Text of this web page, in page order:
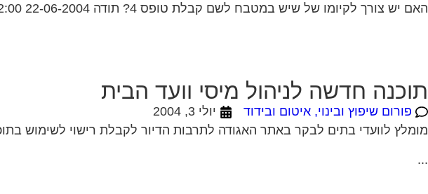
האם יש צורך לקיומו של שיש במטבח לשם קבלת טופס 4? תודה 22-06-2004 19:02:00 דרור מגל לא נראה לי שזה קשור את בכלל לא חייבת...
תוכנה חדשה לניהול מיסי וועד הבית
פורום שיפוץ ובינוי, איטום ובידוד
יולי 3, 2004
מומלץ לוועדי בתים לבקר באתר האגודה לתרבות הדיור לקבלת רישוי לשימוש
...